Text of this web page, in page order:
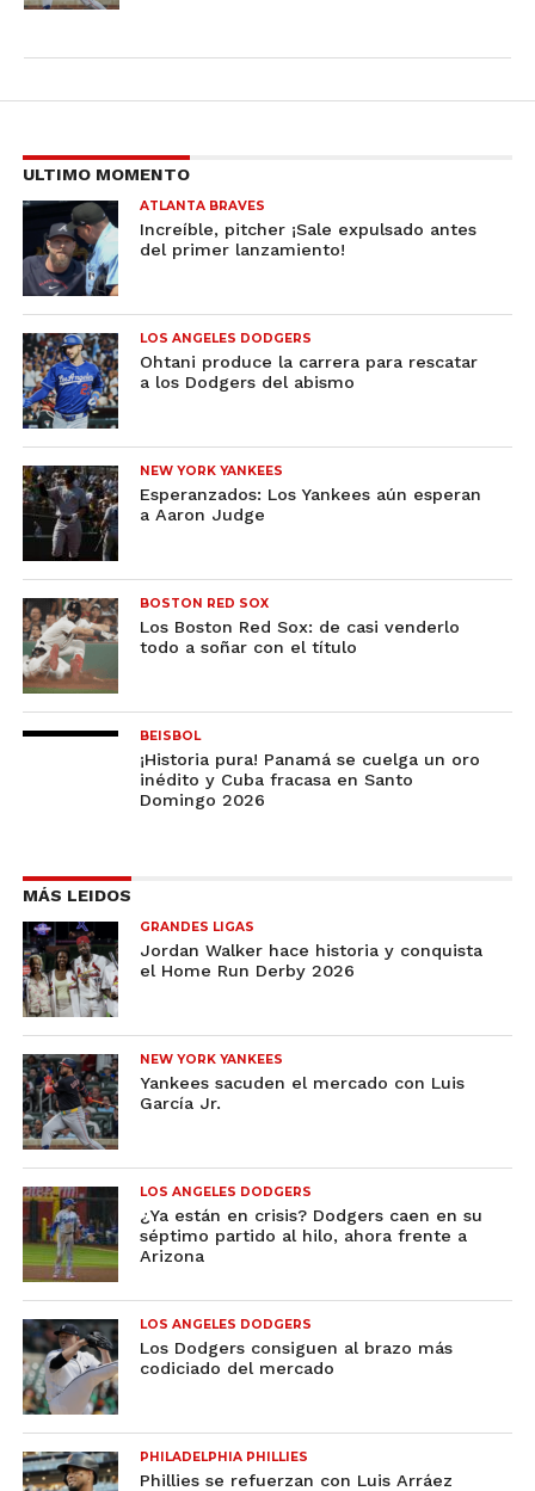
ULTIMO MOMENTO
ATLANTA BRAVES
Increíble, pitcher ¡Sale expulsado antes
del primer lanzamiento!
LOS ANGELES DODGERS
Ohtani produce la carrera para rescatar
a los Dodgers del abismo
NEW YORK YANKEES
Esperanzados: Los Yankees aún esperan
a Aaron Judge
BOSTON RED SOX
Los Boston Red Sox: de casi venderlo
todo a soñar con el título
BEISBOL
¡Historia pura! Panamá se cuelga un oro
inédito y Cuba fracasa en Santo
Domingo 2026
MÁS LEIDOS
GRANDES LIGAS
Jordan Walker hace historia y conquista
el Home Run Derby 2026
NEW YORK YANKEES
Yankees sacuden el mercado con Luis
García Jr.
LOS ANGELES DODGERS
¿Ya están en crisis? Dodgers caen en su
séptimo partido al hilo, ahora frente a
Arizona
LOS ANGELES DODGERS
Los Dodgers consiguen al brazo más
codiciado del mercado
PHILADELPHIA PHILLIES
Phillies se refuerzan con Luis Arráez